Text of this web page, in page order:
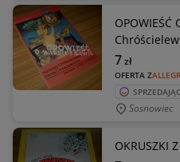
OPOWIEŚĆ
OFERTA Z
7zł
Sosnowiec
OKRUSZKI